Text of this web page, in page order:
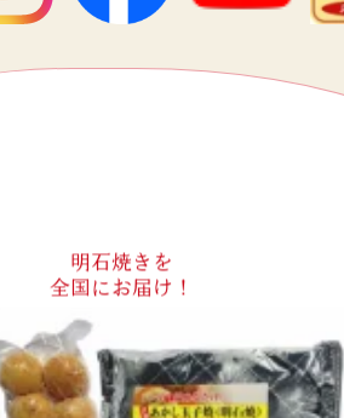
明石焼きを
全国にお届け！